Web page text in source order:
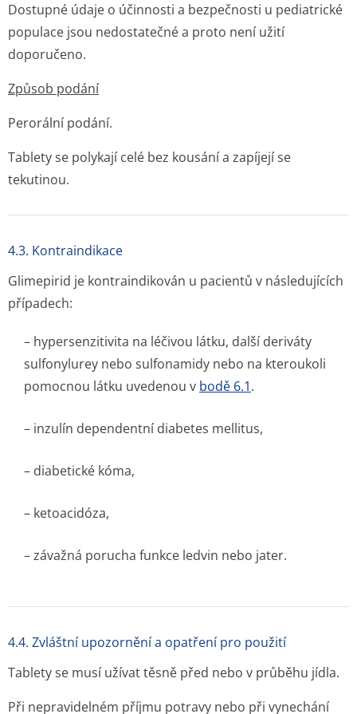
Dostupné údaje o účinnosti a bezpečnosti u pediatrické
populace jsou nedostatečné a proto není užití
doporučeno.
Způsob podání
Perorální podání.
Tablety se polykají celé bez kousání a zapíjejí se
tekutinou.
4.3. Kontraindikace
Glimepirid je kontraindikován u pacientů v následujících
případech:
– hypersenzitivita na léčivou látku, další deriváty
sulfonylurey nebo sulfonamidy nebo na kteroukoli
pomocnou látku uvedenou v bodě 6.1.
– inzulín dependentní diabetes mellitus,
– diabetické kóma,
– ketoacidóza,
– závažná porucha funkce ledvin nebo jater.
4.4. Zvláštní upozornění a opatření pro použití
Tablety se musí užívat těsně před nebo v průběhu jídla.
Při nepravidelném příjmu potravy nebo při vynechání